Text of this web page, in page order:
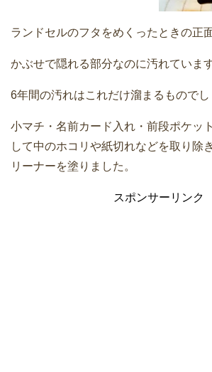
ランドセルのフタをめくったときの正
かぶせで隠れる部分なのに汚れています
6年間の汚れはこれだけ溜まるものでし
小マチ・名前カード入れ・前段ポケッ
して中のホコリや紙切れなどを取り除
リーナーを塗りました。
スポンサーリンク